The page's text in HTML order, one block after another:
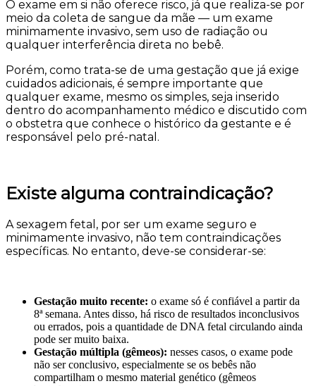
O exame em si não oferece risco, já que realiza-se por
meio da coleta de sangue da mãe — um exame
minimamente invasivo, sem uso de radiação ou
qualquer interferência direta no bebê.
Porém, como trata-se de uma gestação que já exige
cuidados adicionais, é sempre importante que
qualquer exame, mesmo os simples, seja inserido
dentro do acompanhamento médico e discutido com
o obstetra que conhece o histórico da gestante e é
responsável pelo pré-natal.
Existe alguma contraindicação?
A sexagem fetal, por ser um exame seguro e
minimamente invasivo, não tem contraindicações
específicas. No entanto, deve-se considerar-se:
Gestação muito recente: o exame só é confiável a partir da
8ª semana. Antes disso, há risco de resultados inconclusivos
ou errados, pois a quantidade de DNA fetal circulando ainda
pode ser muito baixa.
Gestação múltipla (gêmeos): nesses casos, o exame pode
não ser conclusivo, especialmente se os bebês não
compartilham o mesmo material genético (gêmeos